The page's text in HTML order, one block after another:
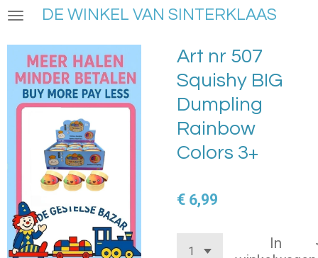
Ga
naar
hoofdinhoud
DE WINKEL VAN SINTERKLAAS
Art nr 507
Squishy BIG
Dumpling
Rainbow
Colors 3+
€ 6,99
In